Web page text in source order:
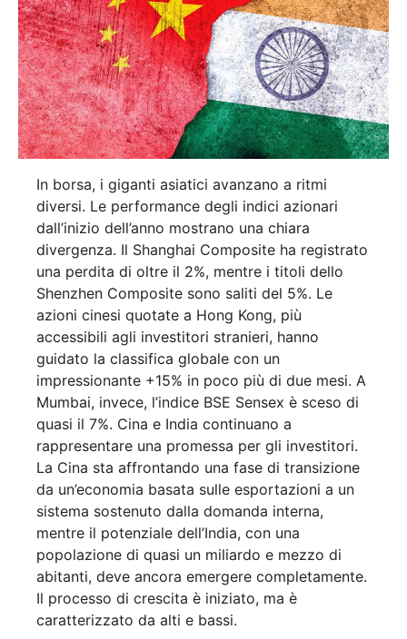
In borsa, i giganti asiatici avanzano a ritmi
diversi. Le performance degli indici azionari
dall’inizio dell’anno mostrano una chiara
divergenza. Il Shanghai Composite ha registrato
una perdita di oltre il 2%, mentre i titoli dello
Shenzhen Composite sono saliti del 5%. Le
azioni cinesi quotate a Hong Kong, più
accessibili agli investitori stranieri, hanno
guidato la classifica globale con un
impressionante +15% in poco più di due mesi. A
Mumbai, invece, l’indice BSE Sensex è sceso di
quasi il 7%. Cina e India continuano a
rappresentare una promessa per gli investitori.
La Cina sta affrontando una fase di transizione
da un’economia basata sulle esportazioni a un
sistema sostenuto dalla domanda interna,
mentre il potenziale dell’India, con una
popolazione di quasi un miliardo e mezzo di
abitanti, deve ancora emergere completamente.
Il processo di crescita è iniziato, ma è
caratterizzato da alti e bassi.